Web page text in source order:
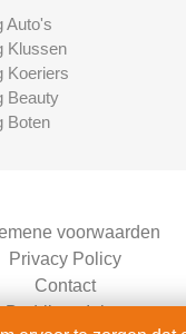
Auto's
Klussen
Koeriers
Beauty
Boten
voorwaarden
Privacy Policy
Contact
Bedrijven Inlog